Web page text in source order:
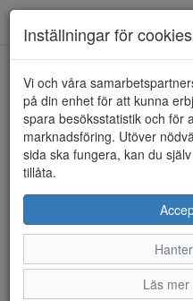
HEM RIEKER
Inställningar för cookies
Vi och våra
på din enhet för att kunna
spara besöksstatistik och för
marknadsföring. Utöver
sida ska fungera, kan du
tillåta.
Läs